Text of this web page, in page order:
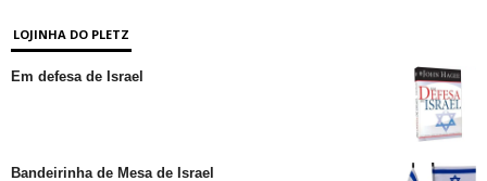
LOJINHA DO PLETZ
Em defesa de Israel
Bandeirinha de Mesa de Israel